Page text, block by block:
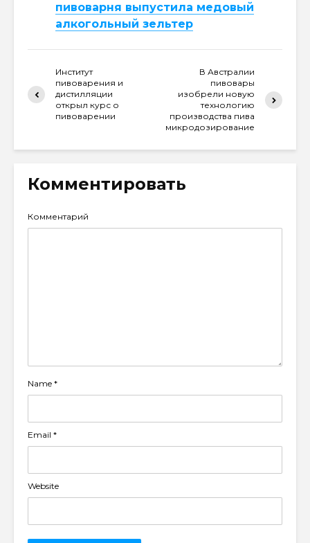
пивоварня выпустила медовый
алкогольный зельтер
Институт
пивоварения и
дистилляции
открыл курс о
пивоварении
В Австралии
пивовары
изобрели новую
технологию
производства пива
микродозирование
Комментировать
Комментарий
Name *
Email *
Website